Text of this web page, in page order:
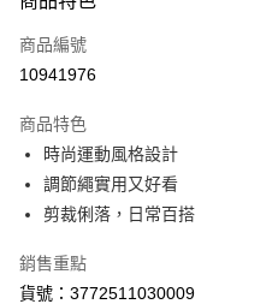
信用卡一次付款
超商取貨付款
Apple Pay
街口支付
ATM付款
商品編號
10941976
商品特色
時尚運動風格設計
調節繩實用又好看
剪裁俐落，日常百搭
銷售重點
貨號：3772511030009